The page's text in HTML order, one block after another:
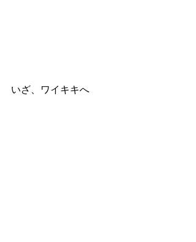
いざ、ワイキキへ